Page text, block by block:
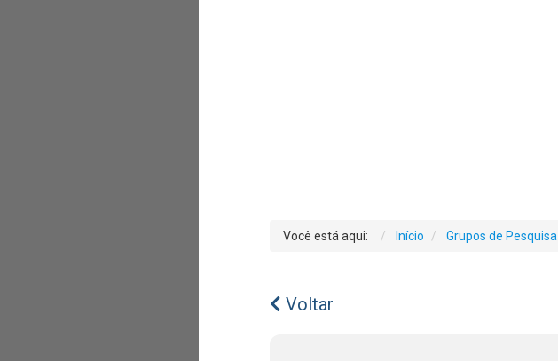
Você está aqui: Início Grupos de Pesquisa
Voltar